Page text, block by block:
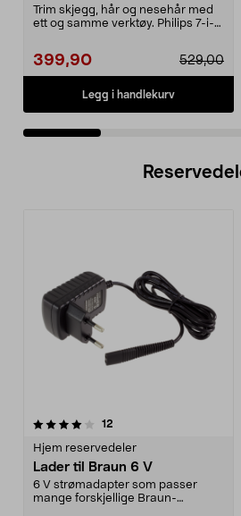
Trim skjegg, hår og nesehår med
ett og samme verktøy. Philips 7-i-1-
399,90 529,00
Legg i handlekurv
12
Hjem reservedeler
Lader til Braun 6 V
6 V strømadapter som passer
mange forskjellige Braun-
4.5av 5 stjerner